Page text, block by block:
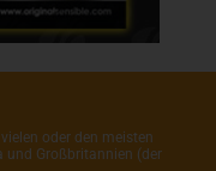
oder den meisten
und Großbritannien (der